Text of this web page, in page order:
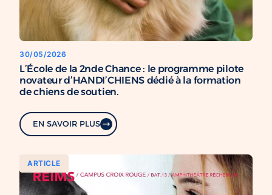
30/05/2026
L’École de la 2nde Chance : le programme pilote
novateur d’HANDI’CHIENS dédié à la formation
de chiens de soutien.
EN SAVOIR PLUS
ARTICLE